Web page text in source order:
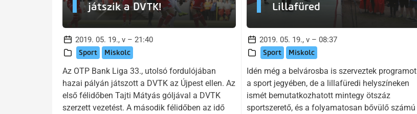
játszik a DVTK!
2019. 05. 19., v – 21:40
Sport Miskolc
Az OTP Bank Liga 33., utolsó fordulójában
hazai pályán játszott a DVTK az Újpest ellen. Az
első félidőben Tajti Mátyás góljával a DVTK
szerzett vezetést. A második félidőben az idő
Lillafüred
2019. 05. 19., v – 08:37
Sport Miskolc
Idén még a belvárosba is szerveztek programot
a sport jegyében, de a lillafüredi helyszíneken
ismét bemutatkozhatott mintegy ötszáz
sportszerető, és a folyamatosan bővülő számú